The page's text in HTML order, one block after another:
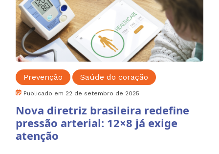
Prevenção Saúde do coração
Publicado em 22 de setembro de 2025
Nova diretriz brasileira redefine
pressão arterial: 12×8 já exige
atenção